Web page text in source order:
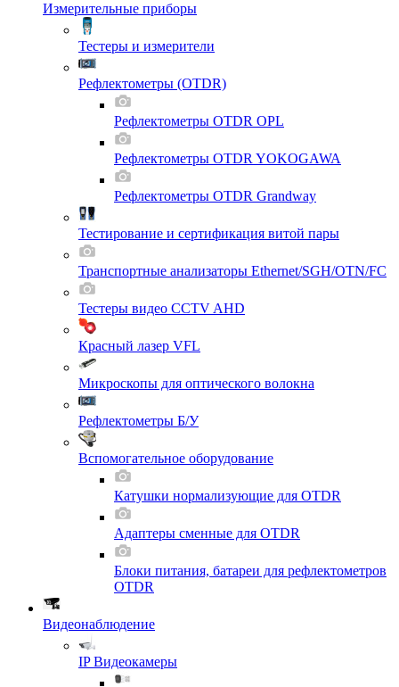
Измерительные приборы
Тестеры и измерители
Рефлектометры (OTDR)
Рефлектометры OTDR OPL
Рефлектометры OTDR YOKOGAWA
Рефлектометры OTDR Grandway
Тестирование и сертификация витой пары
Транспортные анализаторы Ethernet/SGH/OTN/FC
Тестеры видео CCTV AHD
Красный лазер VFL
Микроскопы для оптического волокна
Рефлектометры Б/У
Вспомогательное оборудование
Катушки нормализующие для OTDR
Адаптеры сменные для OTDR
Блоки питания, батареи для рефлектометров
OTDR
Видеонаблюдение
IP Видеокамеры